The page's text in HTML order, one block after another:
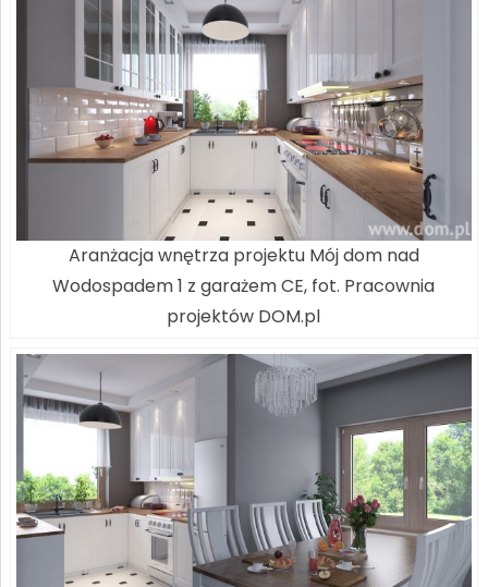
Aranżacja wnętrza projektu Mój dom nad
Wodospadem 1 z garażem CE, fot. Pracownia
projektów DOM.pl